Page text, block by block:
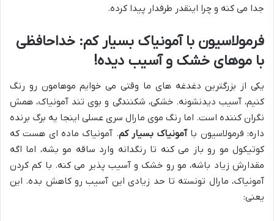
جدا می کنه و چرا اینقدر طرفدار پیدا کرده.
فرمولاسیون با آمونیاک بسیار کم: خداحافظی
با موهای خشک و آسیب دیده!
یکی از بزرگترین دغدغه های ما وقتی می خوایم موهامون رو رنگ
کنیم، آسیب دیدنشونه. خشکی، شکنندگی و بوی تند آمونیاک، همش
نگران کننده است. اما رنگ موی مارال سری عسلی اینجا یه برگ برنده
داره: فرمولاسیون باآمونیاک بسیار کم. آمونیاک ماده ای هست که
کوتیکول مو رو باز می کنه تا رنگدانه وارد ساقه مو بشه، اما اگه
مقدارش زیاد باشه، مو رو خشک و آسیب پذیر می کنه. با کم کردن
آمونیاک، مارال تونسته تا حد زیادی این آسیب رو کاهش بده. این
یعنی: